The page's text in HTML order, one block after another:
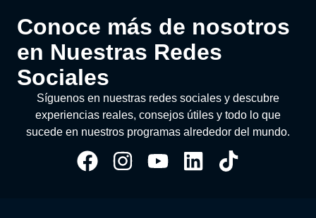
Conoce más de nosotros
en Nuestras Redes
Sociales
Síguenos en nuestras redes sociales y descubre
experiencias reales, consejos útiles y todo lo que
sucede en nuestros programas alrededor del mundo.